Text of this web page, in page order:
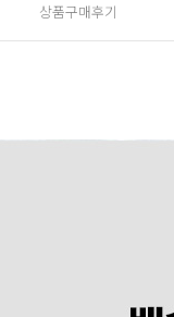
상품구매후기